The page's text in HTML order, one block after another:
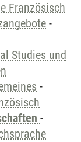
Französisch
-
Studies und
-
-